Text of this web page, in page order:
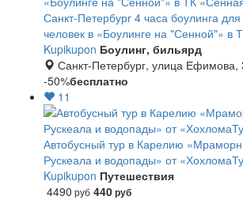
Санкт-Петербург 4 часа боулинга
человек в «Боулинге на "Сенной"» в
Kupikupon Боулинг, бильярд
Санкт-Петербург, улица Ефимова,
-50%бесплатно
11
Автобусный тур в Карелию
Рускеала и водопады» от
Kupikupon Путешествия
4490 руб 440руб